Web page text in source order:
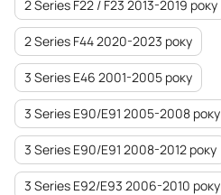
2 Series F22 / F23 2013-2019 року
2 Series F44 2020-2023 року
3 Series E46 2001-2005 року
3 Series E90/E91 2005-2008 року
3 Series E90/E91 2008-2012 року
3 Series E92/E93 2006-2010 року